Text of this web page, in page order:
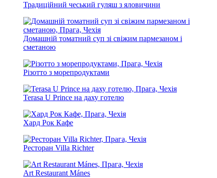
Традиційний чеський гуляш з яловичини
Домашній томатний суп зі свіжим пармезаном і
сметаною
Різотто з морепродуктами
Terasa U Prince на даху готелю
Хард Рок Кафе
Ресторан Villa Richter
Art Restaurant Mánes